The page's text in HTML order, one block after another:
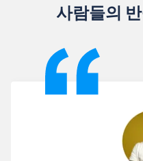
사람들의